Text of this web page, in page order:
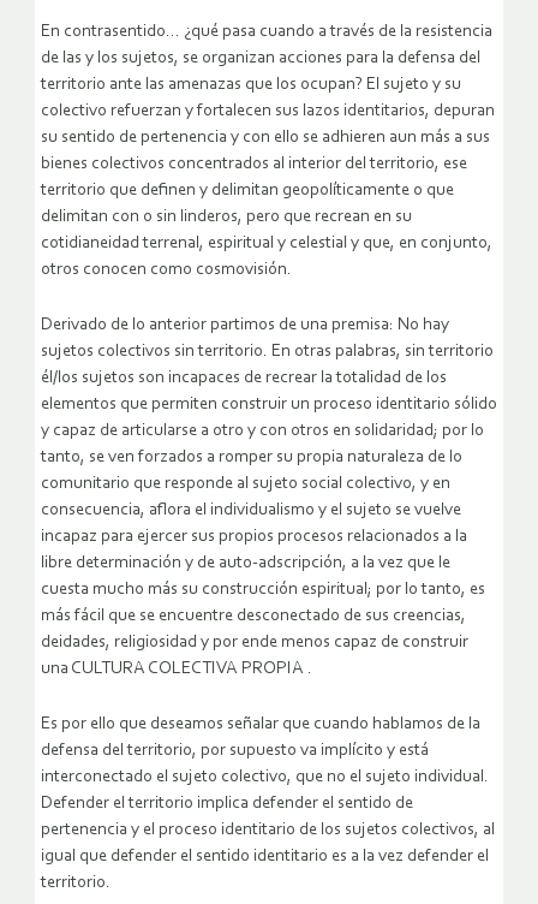
En contrasentido… ¿qué pasa cuando a través de la resistencia
de las y los sujetos, se organizan acciones para la defensa del
territorio ante las amenazas que los ocupan? El sujeto y su
colectivo refuerzan y fortalecen sus lazos identitarios, depuran
su sentido de pertenencia y con ello se adhieren aun más a sus
bienes colectivos concentrados al interior del territorio, ese
territorio que definen y delimitan geopolíticamente o que
delimitan con o sin linderos, pero que recrean en su
cotidianeidad terrenal, espiritual y celestial y que, en conjunto,
otros conocen como cosmovisión.
Derivado de lo anterior partimos de una premisa: No hay
sujetos colectivos sin territorio. En otras palabras, sin territorio
él/los sujetos son incapaces de recrear la totalidad de los
elementos que permiten construir un proceso identitario sólido
y capaz de articularse a otro y con otros en solidaridad; por lo
tanto, se ven forzados a romper su propia naturaleza de lo
comunitario que responde al sujeto social colectivo, y en
consecuencia, aflora el individualismo y el sujeto se vuelve
incapaz para ejercer sus propios procesos relacionados a la
libre determinación y de auto-adscripción, a la vez que le
cuesta mucho más su construcción espiritual; por lo tanto, es
más fácil que se encuentre desconectado de sus creencias,
deidades, religiosidad y por ende menos capaz de construir
una CULTURA COLECTIVA PROPIA .
Es por ello que deseamos señalar que cuando hablamos de la
defensa del territorio, por supuesto va implícito y está
interconectado el sujeto colectivo, que no el sujeto individual.
Defender el territorio implica defender el sentido de
pertenencia y el proceso identitario de los sujetos colectivos, al
igual que defender el sentido identitario es a la vez defender el
territorio.